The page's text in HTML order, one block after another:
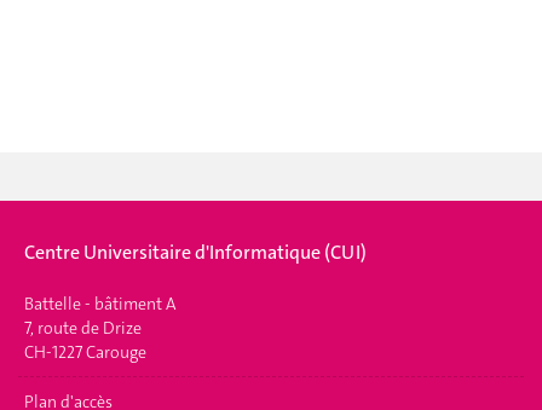
Centre Universitaire d'Informatique (CUI)
Battelle - bâtiment A
7, route de Drize
CH-1227 Carouge
Plan d'accès